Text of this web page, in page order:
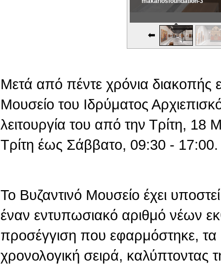
Μετά από πέντε χρόνια διακοπής
Μουσείο του Ιδρύματος
λειτουργία του από την Τρίτη,
Τρίτη έως Σάββατο, 09:30 - 17:00.
Το Βυζαντινό Μουσείο έχει υποστεί
έναν εντυπωσιακό αριθμό νέων
προσέγγιση που εφαρμόστηκε, τα
χρονολογική σειρά, καλύπτοντας